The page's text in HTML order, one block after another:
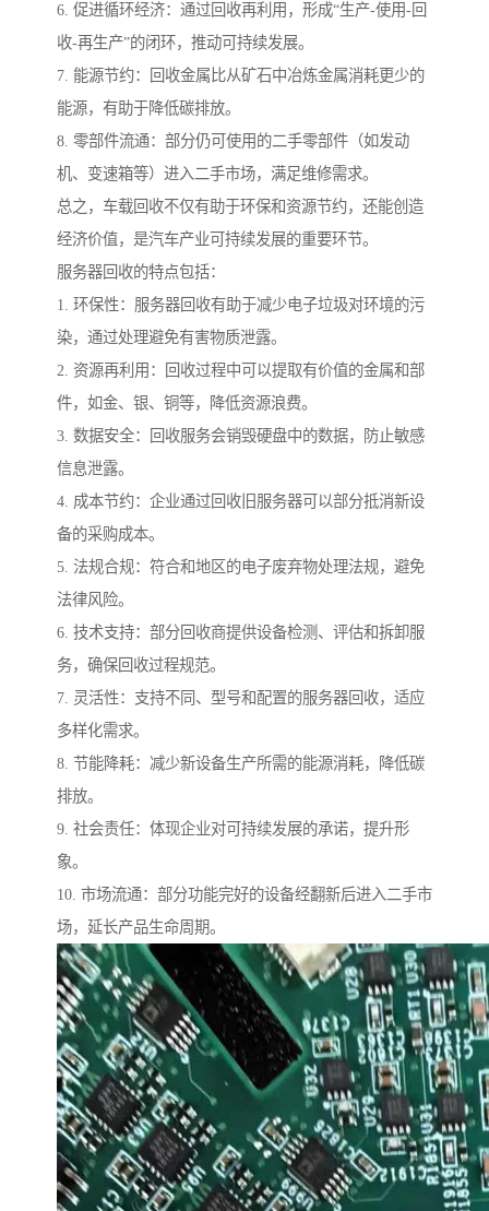
6. 促进循环经济：通过回收再利用，形成“生产-使用-回
收-再生产”的闭环，推动可持续发展。
7. 能源节约：回收金属比从矿石中冶炼金属消耗更少的
能源，有助于降低碳排放。
8. 零部件流通：部分仍可使用的二手零部件（如发动
机、变速箱等）进入二手市场，满足维修需求。
总之，车载回收不仅有助于环保和资源节约，还能创造
经济价值，是汽车产业可持续发展的重要环节。
服务器回收的特点包括：
1. 环保性：服务器回收有助于减少电子垃圾对环境的污
染，通过处理避免有害物质泄露。
2. 资源再利用：回收过程中可以提取有价值的金属和部
件，如金、银、铜等，降低资源浪费。
3. 数据安全：回收服务会销毁硬盘中的数据，防止敏感
信息泄露。
4. 成本节约：企业通过回收旧服务器可以部分抵消新设
备的采购成本。
5. 法规合规：符合和地区的电子废弃物处理法规，避免
法律风险。
6. 技术支持：部分回收商提供设备检测、评估和拆卸服
务，确保回收过程规范。
7. 灵活性：支持不同、型号和配置的服务器回收，适应
多样化需求。
8. 节能降耗：减少新设备生产所需的能源消耗，降低碳
排放。
9. 社会责任：体现企业对可持续发展的承诺，提升形
象。
10. 市场流通：部分功能完好的设备经翻新后进入二手市
场，延长产品生命周期。